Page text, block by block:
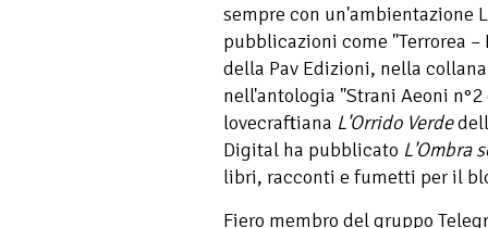
sempre con un'ambientazione
pubblicazioni come "Terrorea
della Pav Edizioni, nella
nell'antologia "Strani Aeoni
lovecraftiana L'Orrido Verde
Digital ha pubblicato L'Ombra
libri, racconti e fumetti per il
Fiero membro del gruppo